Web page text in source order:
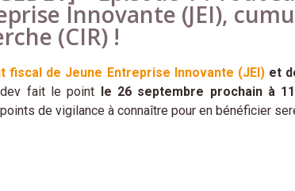
Innovante (JEI),
(CIR) !
fiscal de Jeune Entreprise Innovante (JEI)et
fait le point le 26 septembre prochain à
de vigilance à connaître pour en bénéficier